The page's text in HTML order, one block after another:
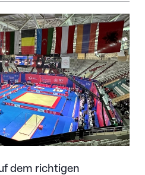
dem richtigen
dem richtigen Weg»